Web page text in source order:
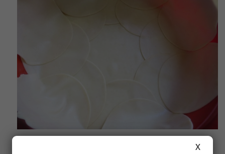
Cubrir un molde desmontable con obleas de empanadilla
X